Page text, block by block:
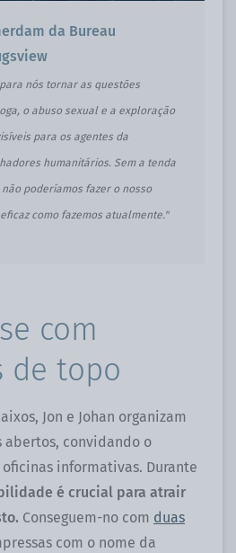
da Bureau
nós tornar as questões
o abuso sexual e a exploração
para os agentes da
humanitários. Sem a tenda
poderíamos fazer o nosso
como fazemos atualmente."
com
de topo
Jon e Johan organizam
convidando o
informativas. Durante
é crucial para atrair
Conseguem-no com duas
com o nome da